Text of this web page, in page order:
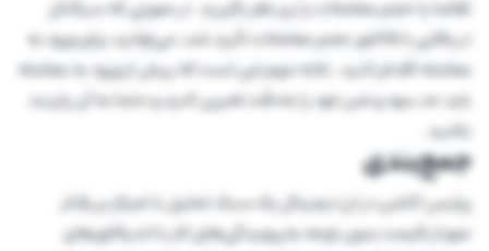
تقاضا یا حجم معاملات را زیر نظر بگیرید. در صورتی که سیگنال
دریافتی با فاکتور حجم معاملات تأیید شد، می‌توانید برای ورود به
معامله اقدام کنید. نکته مهم این است که پیش از ورود به معامله
باید حد سود و ضرر خود را به‌دقت تعیین کنید و حتما به آن پایبند
باشید.
جمع‌بندی
پرایس اکشن در ارز دیجیتال یک سبک تحلیل با تمرکز بر رفتار
نمودار قیمت بدون توجه به‌پیچیدگی‌های کار با اندیکاتورهای